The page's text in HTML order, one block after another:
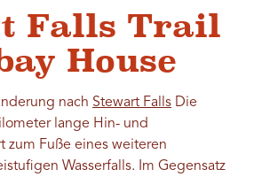
Falls Trail
House
nach Stewart Falls Die
lange Hin- und
zum Fuße eines weiteren
Wasserfalls. Im Gegensatz